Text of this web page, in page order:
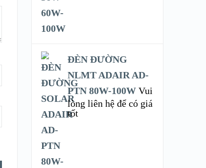
ĐÈN ĐƯỜNG
NLMT ADAIR AD-
PTN 80W-100W Vui
lòng liên hệ để có giá
tốt